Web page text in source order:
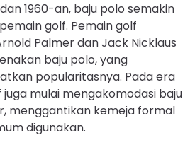
1960-an, baju polo semakin
golf. Pemain golf
Palmer dan Jack Nicklaus
baju polo, yang
popularitasnya. Pada era
mulai mengakomodasi baju
menggantikan kemeja formal
digunakan.